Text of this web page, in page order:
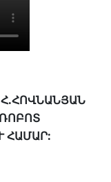
ՀԱՄԱՐ: